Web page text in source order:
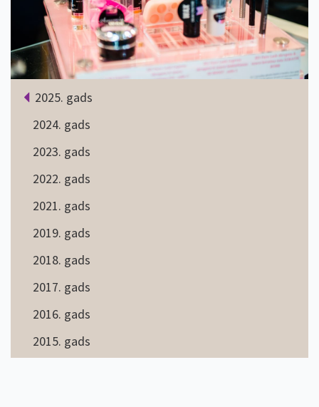
2025. gads
2024. gads
2023. gads
2022. gads
2021. gads
2019. gads
2018. gads
2017. gads
2016. gads
2015. gads